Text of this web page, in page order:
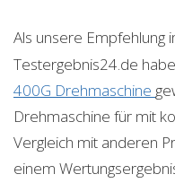
Als unsere Empfehlung
Testergebnis24.de
400G Drehmaschine
Drehmaschine für mit
Vergleich mit anderen
einem